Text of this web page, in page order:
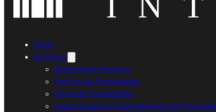
Home
Servicios
Asesoría de Inversión
Gestión de Propiedades
Renta de Propiedades
Asesoría para el Financiamiento de